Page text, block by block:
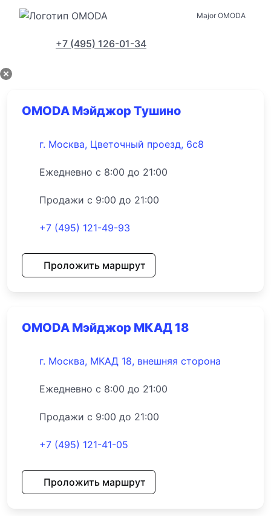
Major OMODA
+7 (495) 126-01-34
Адреса салонов
OMODA Мэйджор Тушино
г. Москва, Цветочный проезд, 6с8
Ежедневно с 8:00 до 21:00
Продажи с 9:00 до 21:00
+7 (495) 121-49-93
Проложить маршрут
OMODA Мэйджор МКАД 18
г. Москва, МКАД 18, внешняя сторона
Ежедневно с 8:00 до 21:00
Продажи с 9:00 до 21:00
+7 (495) 121-41-05
Проложить маршрут